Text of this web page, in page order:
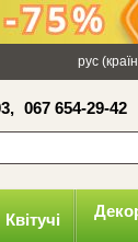
рус
067 654-29-42
Квітучі